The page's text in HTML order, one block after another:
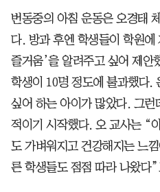
번동중의 아침 운동은 오경태
다. 방과 후엔 학생들이 학원에
즐거움’을 알려주고 싶어 제안
학생이 10명 정도에 불과했다.
싶어 하는 아이가 많았다. 그런
적이기 시작했다. 오 교사는 “
도 가벼워지고 건강해지는 느
른 학생들도 점점 따라 나왔다